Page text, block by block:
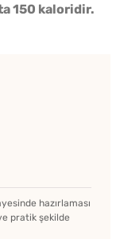
150 kaloridir.
hazırlaması
pratik şekilde